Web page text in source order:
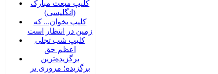
کلیپ مبعث مبارک
(انگلیسی)
کلیپ بخوان... که
زمین در انتظار است
کلیپ شب تجلی
اعظم حق
برگزیده‌ترین
برگزیده؛ مروری بر